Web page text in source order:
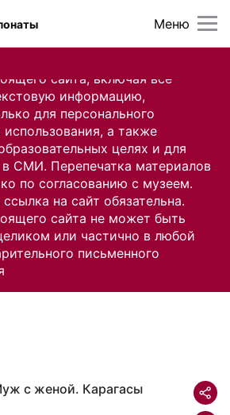
сайта, включая все
информацию,
для персонального
а также
целях и для
в СМИ. Перепечатка материалов
по согласованию с музеем.
на сайт обязательна.
сайта не может быть
или частично в любой
письменного
Меню
с женой. Карагасы